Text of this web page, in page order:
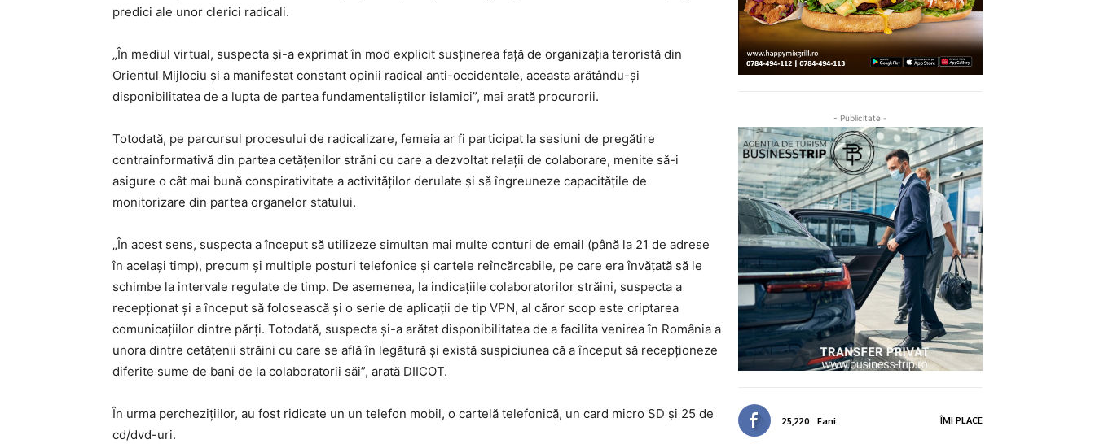
predici ale unor clerici radicali.
„În mediul virtual, suspecta şi-a exprimat în mod explicit susţinerea faţă de organizaţia teroristă din
Orientul Mijlociu şi a manifestat constant opinii radical anti-occidentale, aceasta arătându-și
disponibilitatea de a lupta de partea fundamentaliștilor islamici”, mai arată procurorii.
Totodată, pe parcursul procesului de radicalizare, femeia ar fi participat la sesiuni de pregătire
contrainformativă din partea cetățenilor străni cu care a dezvoltat relaţii de colaborare, menite să-i
asigure o cât mai bună conspirativitate a activităţilor derulate şi să îngreuneze capacitățile de
monitorizare din partea organelor statului.
„În acest sens, suspecta a început să utilizeze simultan mai multe conturi de email (până la 21 de adrese
în acelaşi timp), precum şi multiple posturi telefonice şi cartele reîncărcabile, pe care era învăţată să le
schimbe la intervale regulate de timp. De asemenea, la indicaţiile colaboratorilor străini, suspecta a
recepţionat şi a început să folosească şi o serie de aplicaţii de tip VPN, al căror scop este criptarea
comunicaţiilor dintre părţi. Totodată, suspecta şi-a arătat disponibilitatea de a facilita venirea în România a
unora dintre cetățenii străini cu care se află în legătură şi există suspiciunea că a început să recepționeze
diferite sume de bani de la colaboratorii săi”, arată DIICOT.
În urma perchezițiilor, au fost ridicate un un telefon mobil, o cartelă telefonică, un card micro SD și 25 de
cd/dvd-uri.
- Publicitate -
25,220 Fani ÎMI PLACE